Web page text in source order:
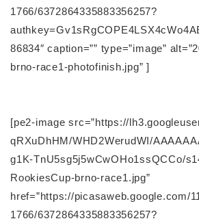
1766/6372864335883356257?
86834″ caption=”” type=”image”
brno-race1-photofinish.jpg” ]
[pe2-image src=”https://
qRXuDhHM/WHD2WerudWI/
g1K-TnU5sg5j5wCwOHo1ssQCCo/
RookiesCup-brno-race1.jpg”
href=”https://picasaweb.google.com/
1766/6372864335883356257?